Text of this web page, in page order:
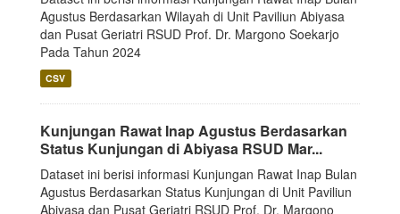
Agustus Berdasarkan Wilayah di Unit Paviliun Abiyasa
dan Pusat Geriatri RSUD Prof. Dr. Margono Soekarjo
Pada Tahun 2024
CSV
Kunjungan Rawat Inap Agustus Berdasarkan
Status Kunjungan di Abiyasa RSUD Mar...
Dataset ini berisi informasi Kunjungan Rawat Inap Bulan
Agustus Berdasarkan Status Kunjungan di Unit Paviliun
Abiyasa dan Pusat Geriatri RSUD Prof. Dr. Margono